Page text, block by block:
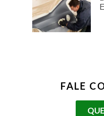
FALE